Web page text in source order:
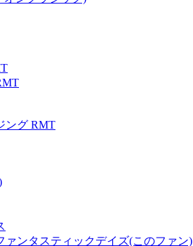
ング RMT
ァンタスティックデイズ(このファン)